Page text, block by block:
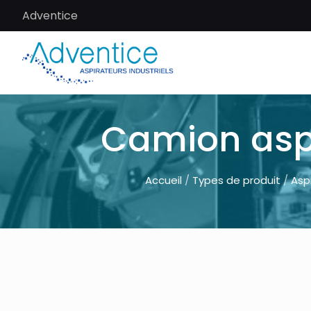
Adventice
Camion
Accueil / Types de produit/